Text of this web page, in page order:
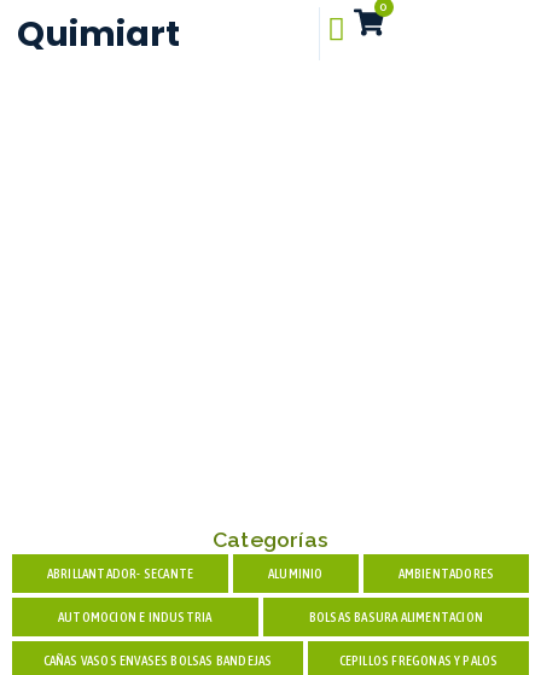
Quimiart
0
Categorías
ABRILLANTADOR- SECANTE ALUMINIO AMBIENTADORES
AUTOMOCION E INDUSTRIA BOLSAS BASURA ALIMENTACION
CAÑAS VASOS ENVASES BOLSAS BANDEJAS CEPILLOS FREGONAS Y PALOS